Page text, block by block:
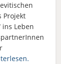
Projekt
ins Leben